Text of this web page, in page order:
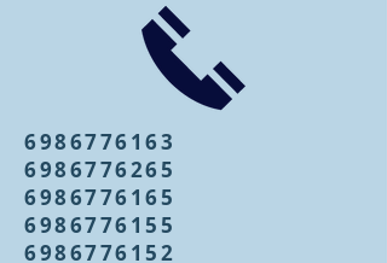
6986776163
6986776265
6986776165
6986776155
6986776152